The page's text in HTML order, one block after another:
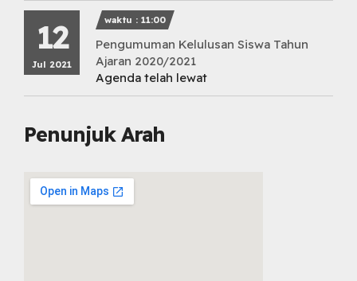
12
Jul 2021
waktu : 11:00
Pengumuman Kelulusan Siswa Tahun
Ajaran 2020/2021
Agenda telah lewat
Penunjuk Arah